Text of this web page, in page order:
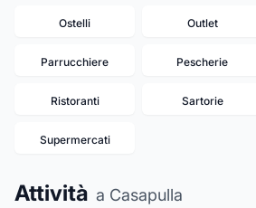
Ostelli Outlet
Parrucchiere Pescherie
Ristoranti Sartorie
Supermercati
Attività a Casapulla